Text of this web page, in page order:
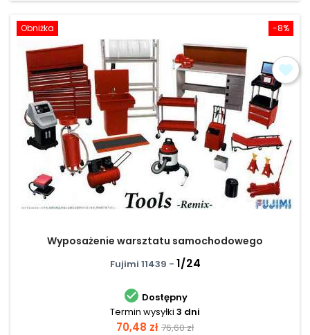
-8%
Obniżka
Wyposażenie warsztatu samochodowego
Fujimi 11439 - 1/24
 Dostępny
Termin wysyłki 3 dni
Cena
70,48 zł Cena
76,60 zł